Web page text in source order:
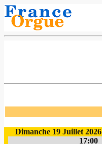
Dimanche 19 Juillet 2026
17:00